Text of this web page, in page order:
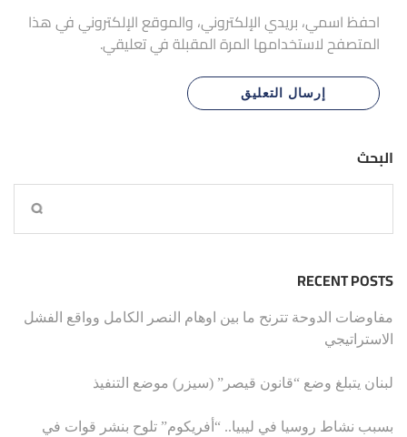
احفظ اسمي، بريدي الإلكتروني، والموقع الإلكتروني في هذا
المتصفح لاستخدامها المرة المقبلة في تعليقي.
البحث
RECENT POSTS
مفاوضات الدوحة تترنح ما بين اوهام النصر الكامل وواقع الفشل
الاستراتيجي
لبنان يتبلغ وضع “قانون قيصر” (سيزر) موضع التنفيذ
بسبب نشاط روسيا في ليبيا.. “أفريكوم” تلوح بنشر قوات في